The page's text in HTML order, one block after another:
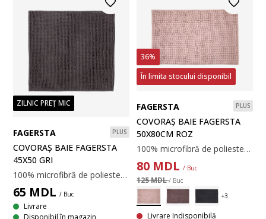
ZILNIC PREȚ MIC
FAGERSTA PLUS
COVORAȘ BAIE FAGERSTA
45X50 GRI
100% microfibră de poliester. Cu spate din latex, antiderapant. 40x40 cm.
65 MDL / Buc
Livrare
Disponibil în magazin
36%
În limita stocului disponibil
FAGERSTA PLUS
COVORAȘ BAIE FAGERSTA
50X80CM ROZ
100% microfibră de poliester. Cu spate din latex, antiderapant. 50x80cm.
80 MDL / Buc
125 MDL/ Buc
Livrare Indisponibilă